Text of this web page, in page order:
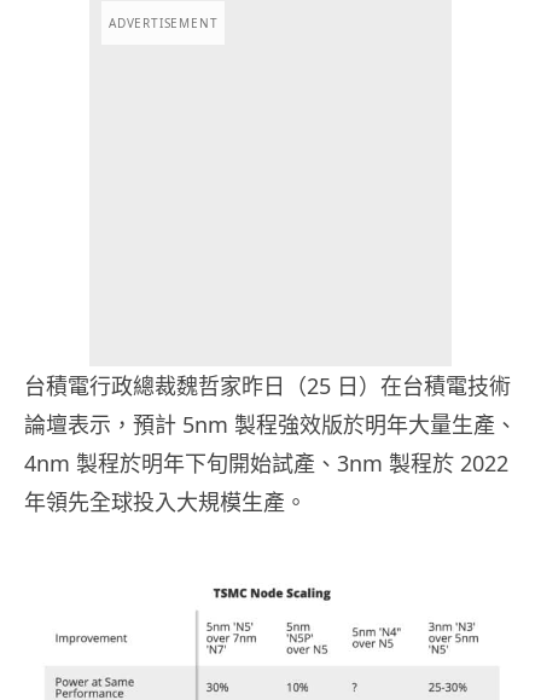
ADVERTISEMENT
台積電行政總裁魏哲家昨日（25 日）在台積電技術
論壇表示，預計 5nm 製程強效版於明年大量生產、
4nm 製程於明年下旬開始試產、3nm 製程於 2022
年領先全球投入大規模生產。